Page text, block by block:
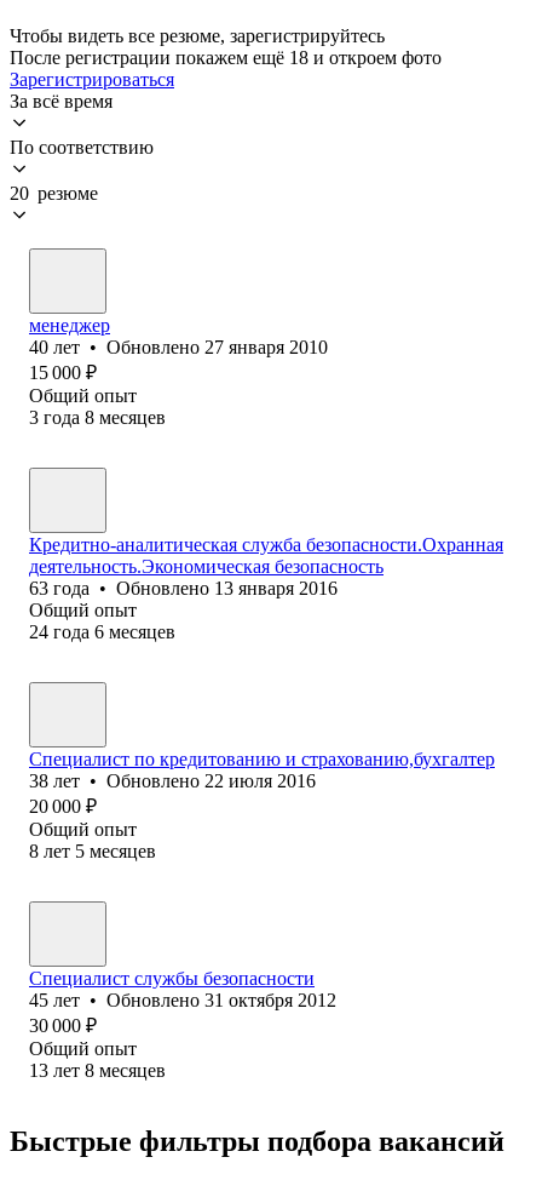
Чтобы видеть все резюме, зарегистрируйтесь
После регистрации покажем ещё 18 и откроем фото
Зарегистрироваться
За всё время
По соответствию
20 резюме
менеджер
40 лет • Обновлено 27 января 2010
15 000 ₽
Общий опыт
3 года 8 месяцев
Кредитно-аналитическая служба безопасности.Охранная
деятельность.Экономическая безопасность
63 года • Обновлено 13 января 2016
Общий опыт
24 года 6 месяцев
Специалист по кредитованию и страхованию,бухгалтер
38 лет • Обновлено 22 июля 2016
20 000 ₽
Общий опыт
8 лет 5 месяцев
Специалист службы безопасности
45 лет • Обновлено 31 октября 2012
30 000 ₽
Общий опыт
13 лет 8 месяцев
Быстрые фильтры подбора вакансий